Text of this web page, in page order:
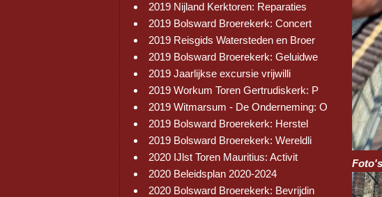
2019 Nijland Kerktoren: Reparaties
2019 Bolsward Broerekerk: Concert
2019 Reisgids Watersteden en Broer
2019 Bolsward Broerekerk: Geluidwe
2019 Jaarlijkse excursie vrijwilli
2019 Workum Toren Gertrudiskerk: P
2019 Witmarsum - De Onderneming: O
2019 Bolsward Broerekerk: Herstel
2019 Bolsward Broerekerk: Wereldli
2020 IJlst Toren Mauritius: Activit
2020 Beleidsplan 2020-2024
2020 Bolsward Broerekerk: Bevrijdin